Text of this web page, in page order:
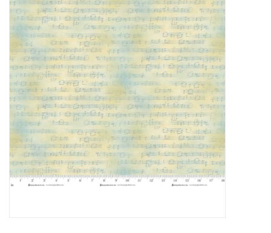
Cadeaubonnen
Nanno Blog
Merken
Beloningen